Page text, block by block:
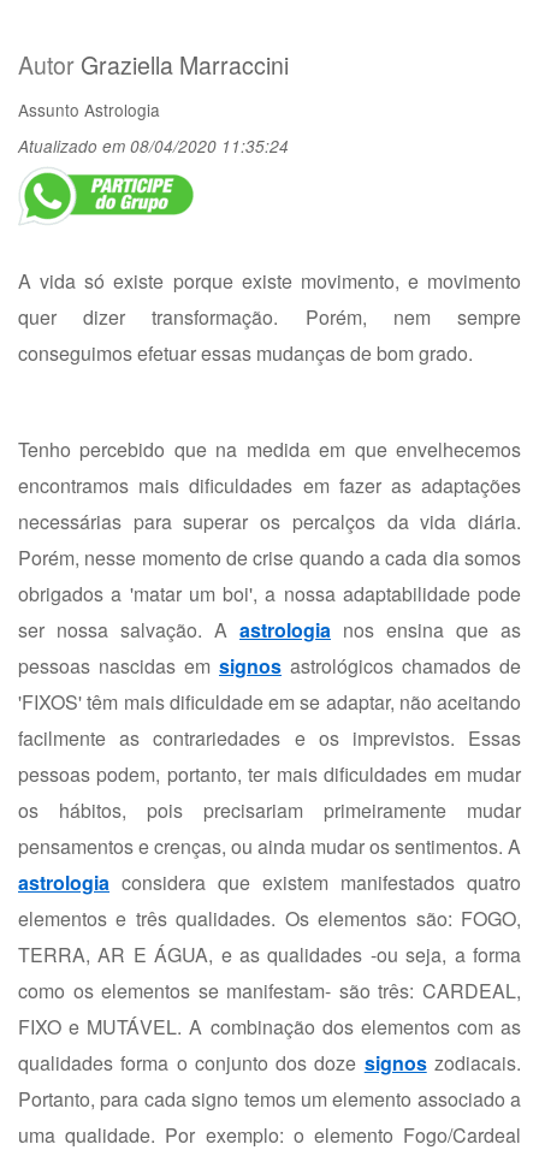
Autor Graziella Marraccini
Assunto Astrologia
Atualizado em 08/04/2020 11:35:24
A vida só existe porque existe movimento, e movimento
quer dizer transformação. Porém, nem sempre
conseguimos efetuar essas mudanças de bom grado.
Tenho percebido que na medida em que envelhecemos
encontramos mais dificuldades em fazer as adaptações
necessárias para superar os percalços da vida diária.
Porém, nesse momento de crise quando a cada dia somos
obrigados a 'matar um boi', a nossa adaptabilidade pode
ser nossa salvação. A astrologia nos ensina que as
pessoas nascidas em signos astrológicos chamados de
'FIXOS' têm mais dificuldade em se adaptar, não aceitando
facilmente as contrariedades e os imprevistos. Essas
pessoas podem, portanto, ter mais dificuldades em mudar
os hábitos, pois precisariam primeiramente mudar
pensamentos e crenças, ou ainda mudar os sentimentos. A
astrologia considera que existem manifestados quatro
elementos e três qualidades. Os elementos são: FOGO,
TERRA, AR E ÁGUA, e as qualidades -ou seja, a forma
como os elementos se manifestam- são três: CARDEAL,
FIXO e MUTÁVEL. A combinação dos elementos com as
qualidades forma o conjunto dos doze signoszodiacais.
Portanto, para cada signo temos um elemento associado a
uma qualidade. Por exemplo: o elemento Fogo/Cardeal